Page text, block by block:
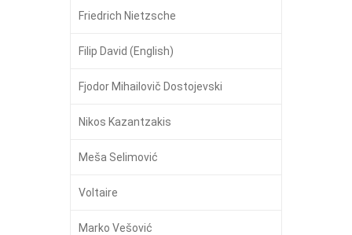
Friedrich Nietzsche
Filip David (English)
Fjodor Mihailovič Dostojevski
Nikos Kazantzakis
Meša Selimović
Voltaire
Marko Vešović